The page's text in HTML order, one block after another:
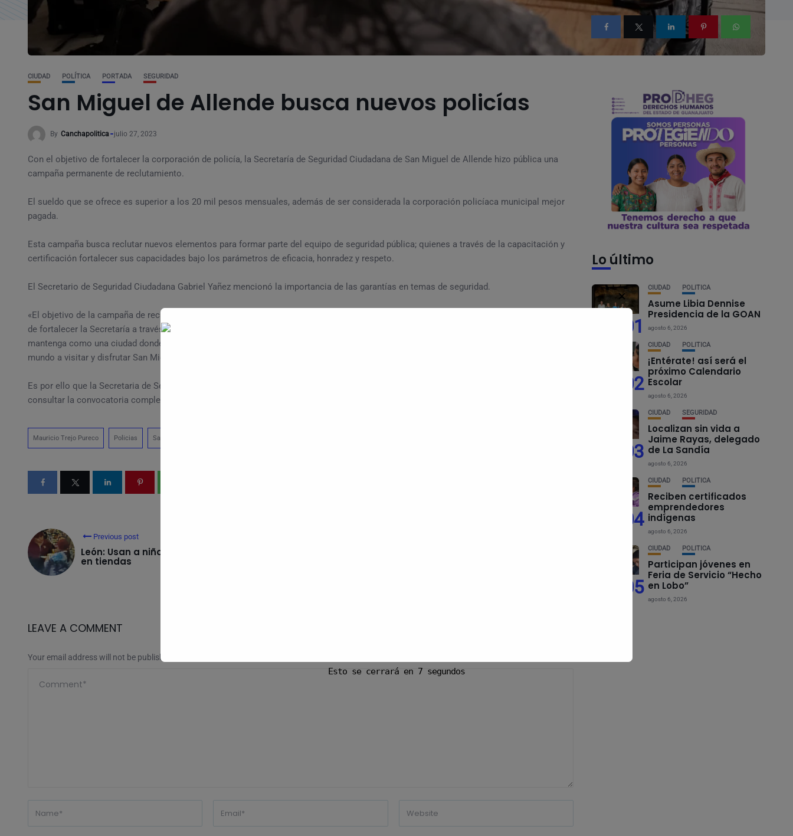
CIUDAD POLÍTICA PORTADA SEGURIDAD
San Miguel de Allende busca nuevos policías
By Canchapolitica julio 27, 2023
Con el objetivo de fortalecer la corporación de policía, la Secretaría de Seguridad Ciudadana de San Miguel de Allende hizo pública una
campaña permanente de reclutamiento.
El sueldo que se ofrece es superior a los 20 mil pesos mensuales, además de ser considerada la corporación policíaca municipal mejor
pagada.
Esta campaña busca reclutar nuevos elementos para formar parte del equipo de seguridad pública; quienes a través de la capacitación y
certificación fortalecer sus capacidades bajo los parámetros de eficacia, honradez y respeto.
El Secretario de Seguridad Ciudadana Gabriel Yañez mencionó la importancia de las garantías en temas de seguridad.
«El objetivo de la campaña de reclutamiento va enfocando propiamente en la indicación, instrucción de nuestro alcalde (Mauricio Trejo),
de fortalecer la Secretaría a través de este proceso de reclutamiento de policías, para que San Miguel de Allende se mantenga seguro, se
mantenga como una ciudad donde se puede desarrollar el ciudadano plenamente y donde puedan venir personas de cualquier ciudad del
mundo a visitar y disfrutar San Miguel de Allende» detalló el Secretario.
Es por ello que la Secretaria de Seguridad Ciudadana invita a todos los interesados, de San Miguel y de cualquier otra parte del país, para
consultar la convocatoria completa en: www.sanmigueldeallende.gob.mx/seguridadciudadana o comunicarse al teléfono: 415 126 00 97.
Mauricio Trejo Pureco Policias San Miguel de Allende
Previous post
León: Usan a niña para robar
en tiendas
LEAVE A COMMENT
Your email address will not be published.
Lo último
01
CIUDAD POLÍTICA
Asume Libia Dennise
Presidencia de la GOAN
agosto 6, 2026
02
CIUDAD POLÍTICA
¡Entérate! así será el
próximo Calendario
Escolar
agosto 6, 2026
03
CIUDAD SEGURIDAD
Localizan sin vida a
Jaime Rayas, delegado
de La Sandía
agosto 6, 2026
04
CIUDAD POLÍTICA
Reciben certificados
emprendedores
indígenas
agosto 6, 2026
05
CIUDAD POLÍTICA
Participan jóvenes en
Feria de Servicio “Hecho
en Lobo”
agosto 6, 2026
✕
Esto se cerrará en 6 segundos